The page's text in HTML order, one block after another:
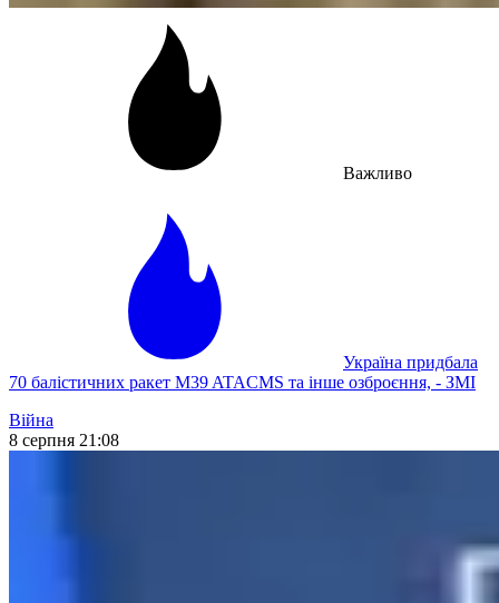
Важливо
Україна придбала
70 балістичних ракет M39 ATACMS та інше озброєння, - ЗМІ
Війна
8 серпня 21:08